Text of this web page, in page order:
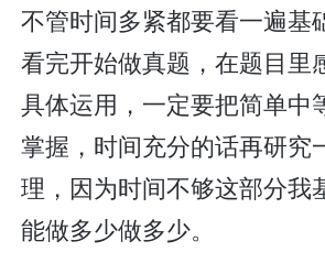
不管时间多紧都要看一遍基
看完开始做真题，在题目里
具体运用，一定要把简单中
掌握，时间充分的话再研究
理，因为时间不够这部分我
能做多少做多少。